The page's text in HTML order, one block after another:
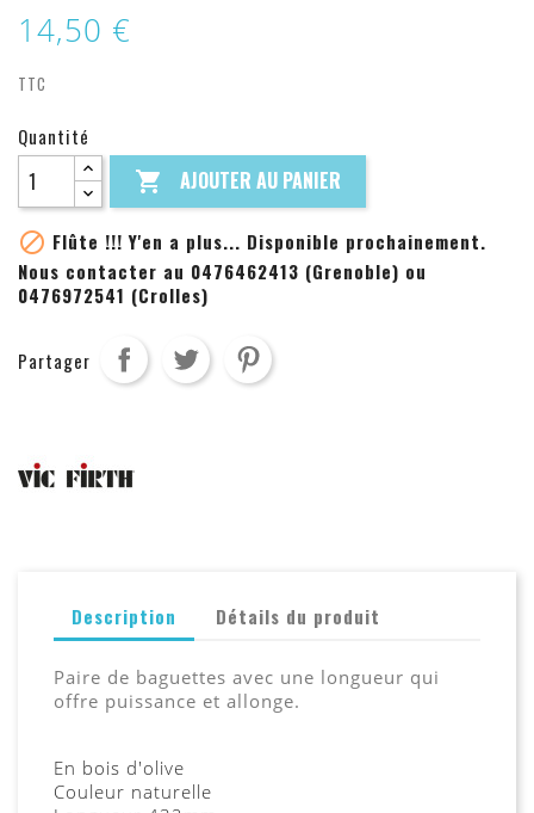
14,50 €
TTC
Quantité
 AJOUTER AU PANIER
 Flûte !!! Y'en a plus... Disponible prochainement.
Nous contacter au 0476462413 (Grenoble) ou
0476972541 (Crolles)
Partager
Description Détails du produit
Paire de baguettes avec une longueur qui
offre puissance et allonge.
En bois d'olive
Couleur naturelle